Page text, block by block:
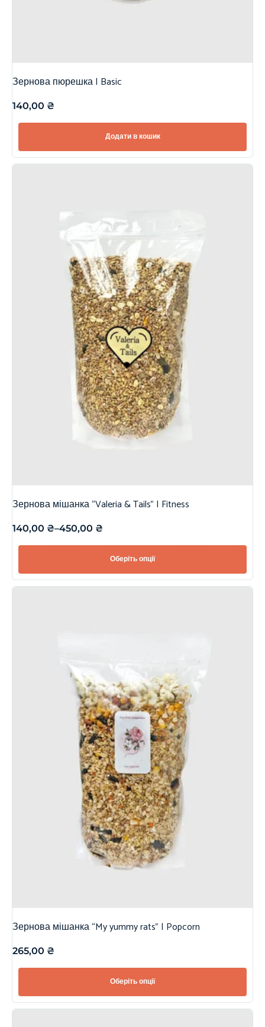
Зернова пюрешка | Basic
140,00 ₴
Додати в кошик
Зернова мішанка “Valeria & Tails” | Fitness
140,00 ₴–450,00 ₴
Оберіть опції
Зернова мішанка “My yummy rats” | Popcorn
265,00 ₴
Оберіть опції